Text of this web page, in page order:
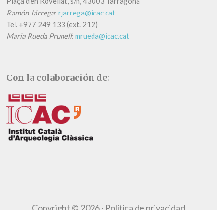
Ramón Járrega:rjarrega@icac.cat
Tel. +977 249 133 (ext. 212)
Maria Rueda Prunell:mrueda@icac.cat
Con la colaboración de:
Copyright © 2026 · Política de privacidad